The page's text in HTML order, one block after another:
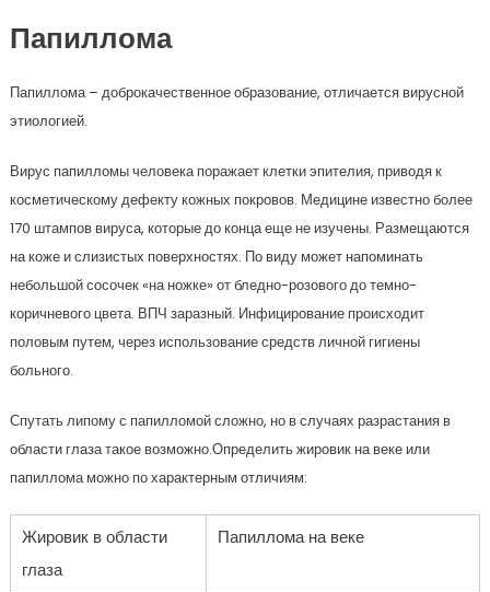
Папиллома
Папиллома – доброкачественное образование, отличается вирусной
этиологией.
Вирус папилломы человека поражает клетки эпителия, приводя к
косметическому дефекту кожных покровов. Медицине известно более
170 штампов вируса, которые до конца еще не изучены. Размещаются
на коже и слизистых поверхностях. По виду может напоминать
небольшой сосочек «на ножке» от бледно-розового до темно-
коричневого цвета. ВПЧ заразный. Инфицирование происходит
половым путем, через использование средств личной гигиены
больного.
Спутать липому с папилломой сложно, но в случаях разрастания в
области глаза такое возможно.Определить жировик на веке или
папиллома можно по характерным отличиям:
Жировик в области
глаза
Папиллома на веке